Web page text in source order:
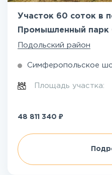
Участок 60 соток в
Промышленный парк
Подольский район
Симферопольское
Площадь участка:
48 811 340 ₽